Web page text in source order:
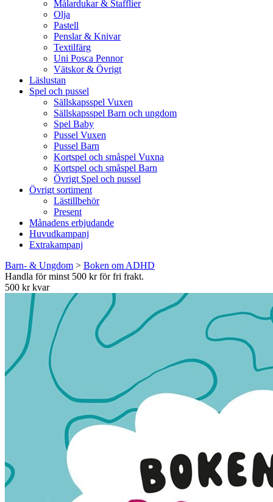
Målardukar & Stafflier
Olja
Pastell
Penslar & Knivar
Textilfärg
Uni Posca Pennor
Vätskor & Övrigt
Läslustan
Spel och pussel
Sällskapsspel Vuxen
Sällskapsspel Barn och ungdom
Spel Baby
Pussel Vuxen
Pussel Barn
Kortspel och småspel Vuxna
Kortspel och småspel Barn
Övrigt Spel och pussel
Övrigt sortiment
Lästillbehör
Present
Månadens erbjudande
Huvudkampanj
Extrakampanj
Barn- & Ungdom > Boken om ADHD
Handla för minst 500 kr för fri frakt.
500 kr kvar